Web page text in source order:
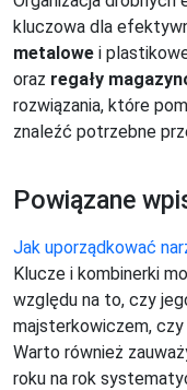
kluczowa dla
metalowe i
oraz regały
rozwiązania, które
znaleźć potrzebne
Powiązane
Jak uporządkować
Klucze i kombinerki
względu na to, czy
majsterkowiczem,
Warto również
roku na rok